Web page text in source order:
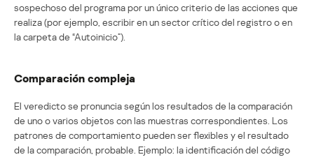
sospechoso del programa por un único criterio de las acciones que
realiza (por ejemplo, escribir en un sector crítico del registro o en
la carpeta de “Autoinicio”).
Comparación compleja
El veredicto se pronuncia según los resultados de la comparación
de uno o varios objetos con las muestras correspondientes. Los
patrones de comportamiento pueden ser flexibles y el resultado
de la comparación, probable. Ejemplo: la identificación del código